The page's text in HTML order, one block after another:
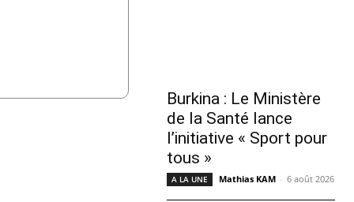
Burkina : Le Ministère
de la Santé lance
l’initiative « Sport pour
tous »
A LA UNE Mathias KAM - 6 août 2026